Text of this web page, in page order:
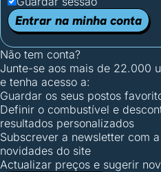
Entrar na minha conta
Não tem conta?
Junte-se aos mais de 22.000
e tenha acesso a:
Guardar os seus postos
Definir o combustível e
resultados personalizados
Subscrever a newsletter com
novidades do site
Actualizar preços e sugerir